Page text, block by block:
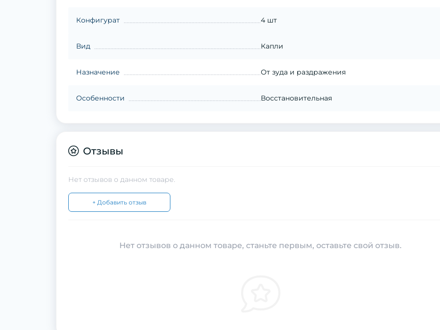
Конфигурат 4 шт
Вид Капли
Назначение От зуда и раздражения
Особенности Восстановительная
Отзывы
Нет отзывов о данном товаре.
+ Добавить отзыв
Нет отзывов о данном товаре, станьте первым, оставьте свой отзыв.